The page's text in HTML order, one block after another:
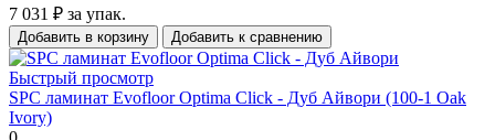
7 031 ₽ за упак.
Добавить в корзину Добавить к сравнению
Быстрый просмотр
SPC ламинат Evofloor Optima Click - Дуб Айвори (100-1 Оak
Ivory)